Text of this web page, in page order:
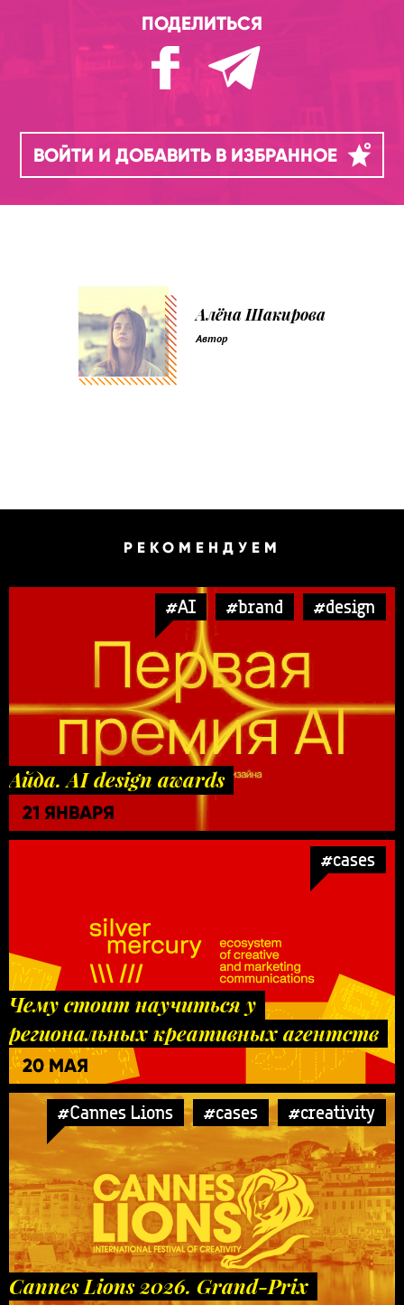
ПОДЕЛИТЬСЯ
ВОЙТИ И ДОБАВИТЬ В ИЗБРАННОЕ
Алёна Шакирова
Автор
РЕКОМЕНДУЕМ
#AI #brand #design
Айда. AI design awards
21 ЯНВАРЯ
#cases
Чему стоит научиться у
региональных креативных агентств
20 МАЯ
#Cannes Lions #cases #creativity
Cannes Lions 2026. Grand-Prix